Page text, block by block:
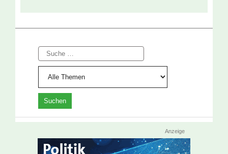
Suche
Anzeige